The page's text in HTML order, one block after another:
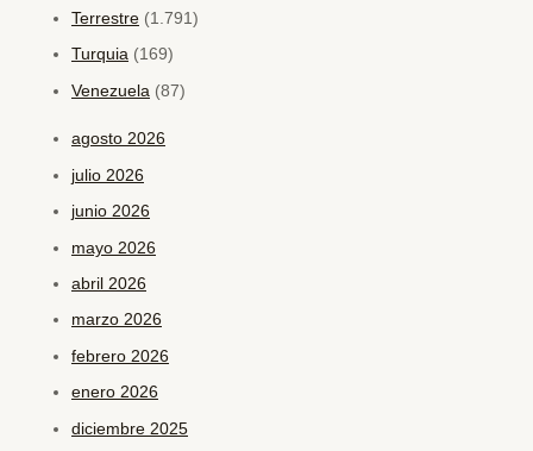
Terrestre (1.791)
Turquia (169)
Venezuela (87)
agosto 2026
julio 2026
junio 2026
mayo 2026
abril 2026
marzo 2026
febrero 2026
enero 2026
diciembre 2025